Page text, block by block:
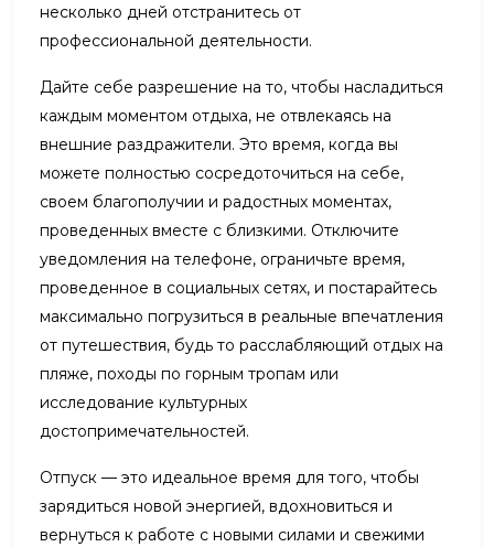
несколько дней отстранитесь от
профессиональной деятельности.
Дайте себе разрешение на то, чтобы насладиться
каждым моментом отдыха, не отвлекаясь на
внешние раздражители. Это время, когда вы
можете полностью сосредоточиться на себе,
своем благополучии и радостных моментах,
проведенных вместе с близкими. Отключите
уведомления на телефоне, ограничьте время,
проведенное в социальных сетях, и постарайтесь
максимально погрузиться в реальные впечатления
от путешествия, будь то расслабляющий отдых на
пляже, походы по горным тропам или
исследование культурных
достопримечательностей.
Отпуск — это идеальное время для того, чтобы
зарядиться новой энергией, вдохновиться и
вернуться к работе с новыми силами и свежими